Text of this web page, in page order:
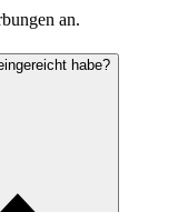
an.
habe?